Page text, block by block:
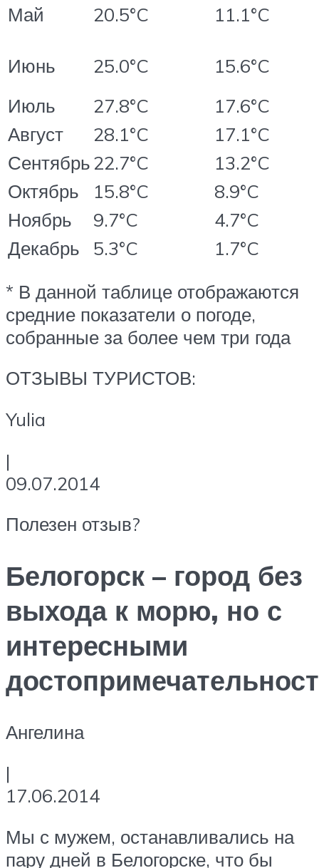
Май
20.5°C 11.1°C
Июнь 25.0°C
15.6°C
Июль
27.8°C
17.6°C
Август
28.1°C
17.1°C
Сентябрь22.7°C
13.2°C
Октябрь
15.8°C
8.9°C
Ноябрь
9.7°C
4.7°C
Декабрь
5.3°C
1.7°C
* В данной таблице отображаются
средние показатели о погоде,
собранные за более чем три года
ОТЗЫВЫ ТУРИСТОВ:
Yulia
|
09.07.2014
Полезен отзыв?
Белогорск – город без
выхода к морю, но с
интересными
Ангелина
|
17.06.2014
Мы с мужем, останавливались на
пару дней в Белогорске, что бы